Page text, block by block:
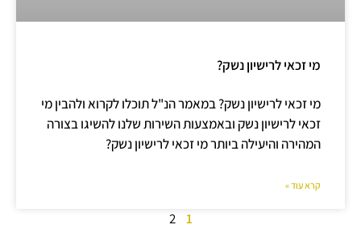
מי זכאי לרישיון נשק?
מי זכאי לרישיון נשק? במאמר הנ"ל תוכלו לקרוא ולהבין מי
זכאי לרישיון נשק ובאמצעות השירות שלנו להשיגו בצורה
המהירה והיעילה ביותר מי זכאי לרישיון נשק?
קרא עוד »
1
2